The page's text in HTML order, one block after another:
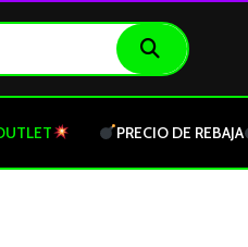
PRECIO DE REBAJA